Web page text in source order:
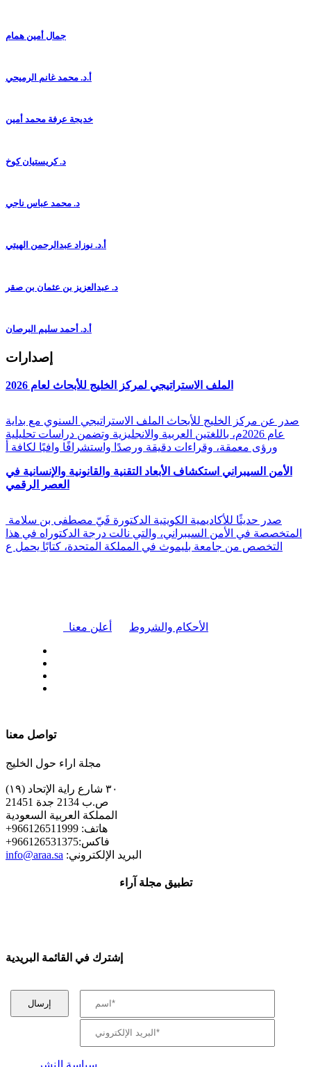
جمال أمين همام
أ.د. محمد غانم الرميحي
خديجة عرفة محمد أمين
د. كريستيان كوخ
د. محمد عباس ناجي
أ.د. نوزاد عبدالرحمن الهيتي
د. عبدالعزيز بن عثمان بن صقر
أ.د. أحمد سليم البرصان
إصدارات
الملف الاستراتيجي لمركز الخليج للأبحاث لعام 2026
صدر عن مركز الخليج للأبحاث الملف الاستراتيجي السنوي مع بداية
عام 2026م، باللغتين العربية والانجليزية وتضمن دراسات تحليلية
ورؤى معمقة، وقراءات دقيقة ورصدًا واستشرافًا وافيًا لكافة أ
الأمن السيبراني استكشاف الأبعاد التقنية والقانونية والإنسانية في
العصر الرقمي
المتخصصة في الأمن السيبراني، والتي نالت درجة الدكتوراه في هذا
التخصص من جامعة بليموث في المملكة المتحدة، كتابًا يحمل ع
أعلن معنا الأحكام والشروط
تواصل معنا
مجلة اراء حول الخليج
٣٠ شارع راية الإتحاد (١٩)
ص.ب 2134 جدة 21451
المملكة العربية السعودية
+هاتف: 966126511999
+فاكس:966126531375
info@araa.sa :البريد الإلكتروني
تطبيق مجلة آراء
إشترك في القائمة البريدية
سياسة النشر